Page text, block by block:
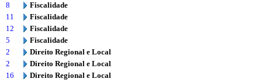
8
Fiscalidade
11
Fiscalidade
12
Fiscalidade
5
Fiscalidade
2
Direito Regional e Local
2
Direito Regional e Local
16
Direito Regional e Local